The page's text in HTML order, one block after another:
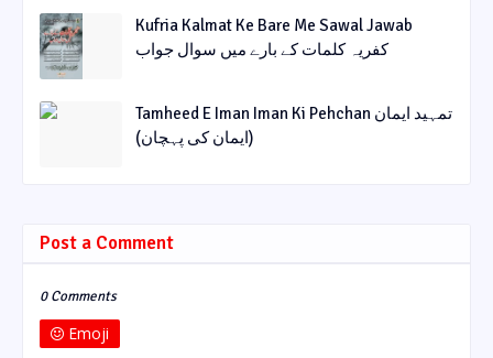
Kufria Kalmat Ke Bare Me Sawal Jawab
کفریہ کلمات کے بارے میں سوال جواب
Tamheed E Iman Iman Ki Pehchan تمہید ایمان
(ایمان کی پہچان)
Post a Comment
0 Comments
Emoji